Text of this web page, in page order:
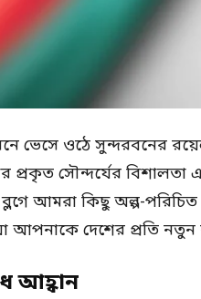
ভেসে ওঠে সুন্দরবনের
প্রকৃত সৌন্দর্যের
আমরা কিছু অল্প-পরিচিত
আপনাকে দেশের প্রতি
আহ্বান